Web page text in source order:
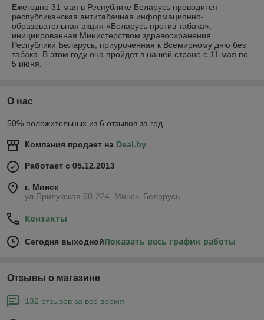
Ежегодно 31 мая в Республике Беларусь проводится
республиканская антитабачная информационно-
образовательная акция «Беларусь против табака»,
инициированная Министерством здравоохранения
Республики Беларусь, приуроченная к Всемирному дню без
табака. В этом году она пройдет в нашей стране с 11 мая по
5 июня.
О нас
50% положительных из 6 отзывов за год
Компания продает на Deal.by
Работает с 05.12.2013
г. Минск
ул.Прилукская 60-224, Минск, Беларусь
Контакты
Сегодня выходнойПоказать весь график работы
Отзывы о магазине
132 отзывов за всё время